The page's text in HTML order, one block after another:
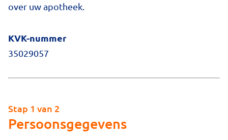
over uw apotheek.
KVK-nummer
35029057
Stap 1 van 2
Persoonsgegevens